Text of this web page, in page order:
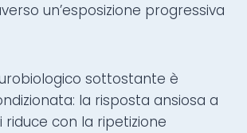
un’esposizione progressiva
sottostante è
la risposta ansiosa a
riduce con la ripetizione